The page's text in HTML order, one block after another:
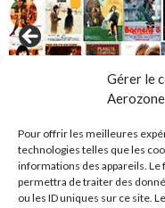
Gérer le
Aerozone
Pour offrir les meilleures
technologies telles que les
informations des appareils.
permettra de traiter des
ou les ID uniques sur ce site.
Top articles